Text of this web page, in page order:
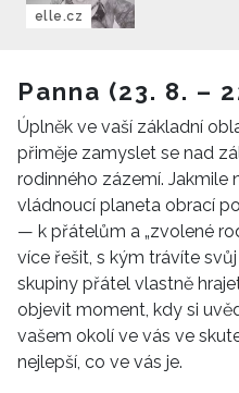
elle.cz
Panna (23. 8. –
Úplněk ve vaší základní
přiměje zamyslet se nad
rodinného zázemí. Jakmile
vládnoucí planeta obrací
— k přátelům a „zvolené
více řešit, s kým trávíte
skupiny přátel vlastně
objevit moment, kdy si
vašem okolí ve vás ve
nejlepší, co ve vás je.